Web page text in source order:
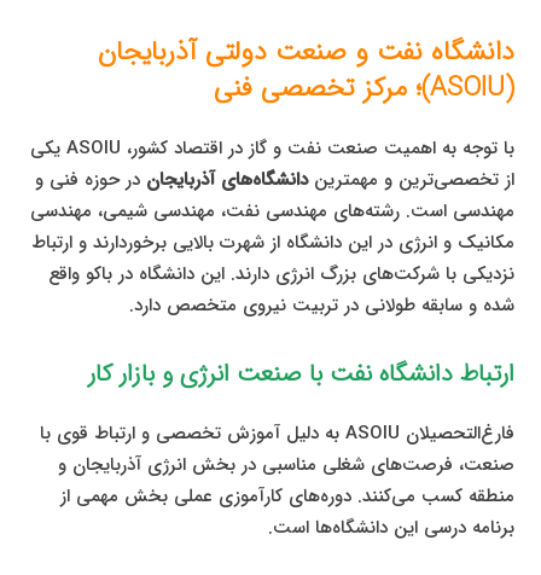
دانشگاه نفت و صنعت دولتی آذربایجان
(ASOIU)؛ مرکز تخصصی فنی
با توجه به اهمیت صنعت نفت و گاز در اقتصاد کشور، ASOIU یکی
از تخصصی‌ترین و مهمتریندانشگاه‌های آذربایجان در حوزه فنی و
مهندسی است. رشته‌های مهندسی نفت، مهندسی شیمی، مهندسی
مکانیک و انرژی در این دانشگاه از شهرت بالایی برخوردارند و ارتباط
نزدیکی با شرکت‌های بزرگ انرژی دارند. این دانشگاه در باکو واقع
شده و سابقه طولانی در تربیت نیروی متخصص دارد.
ارتباط دانشگاه نفت با صنعت انرژی و بازار کار
فارغ‌التحصیلان ASOIU به دلیل آموزش تخصصی و ارتباط قوی با
صنعت، فرصت‌های شغلی مناسبی در بخش انرژی آذربایجان و
منطقه کسب می‌کنند. دوره‌های کارآموزی عملی بخش مهمی از
برنامه درسی این دانشگاه‌ها است.